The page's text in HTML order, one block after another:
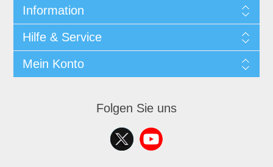
Information
Hilfe & Service
Mein Konto
Folgen Sie uns